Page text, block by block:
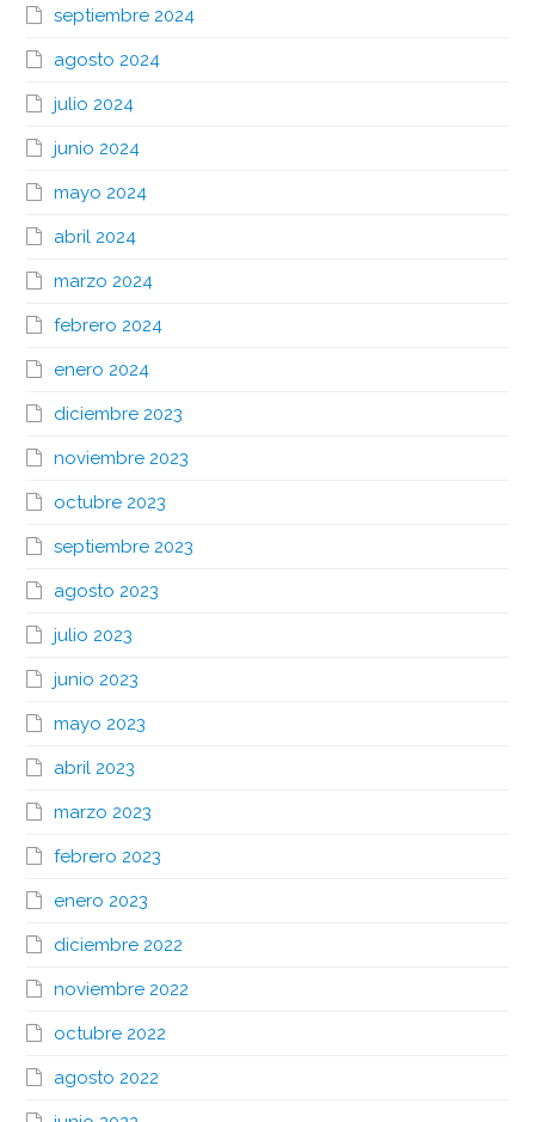
septiembre 2024
agosto 2024
julio 2024
junio 2024
mayo 2024
abril 2024
marzo 2024
febrero 2024
enero 2024
diciembre 2023
noviembre 2023
octubre 2023
septiembre 2023
agosto 2023
julio 2023
junio 2023
mayo 2023
abril 2023
marzo 2023
febrero 2023
enero 2023
diciembre 2022
noviembre 2022
octubre 2022
agosto 2022